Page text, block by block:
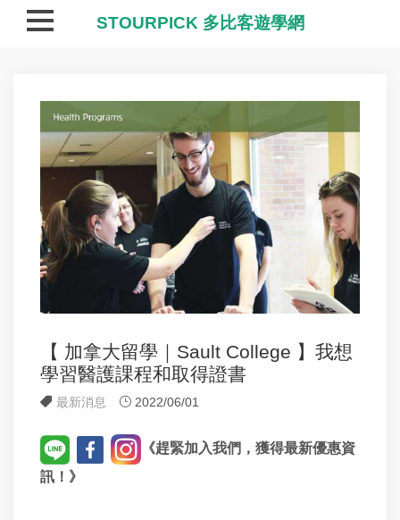
【 加拿大留學｜Sault College 】我想
學習醫護課程和取得證書
最新消息 2022/06/01
《趕緊加入我們，獲得最新優惠資
訊！》
STOURPICK 多比客遊學網